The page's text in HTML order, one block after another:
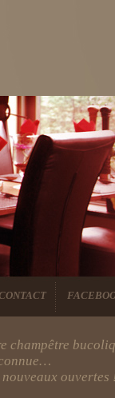
champêtre
ouvertes